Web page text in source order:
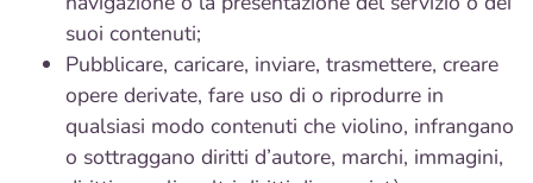
suoi contenuti;
Pubblicare, caricare, inviare, trasmettere, creare
opere derivate, fare uso di o riprodurre in
qualsiasi modo contenuti che violino, infrangano
o sottraggano diritti d’autore, marchi, immagini,